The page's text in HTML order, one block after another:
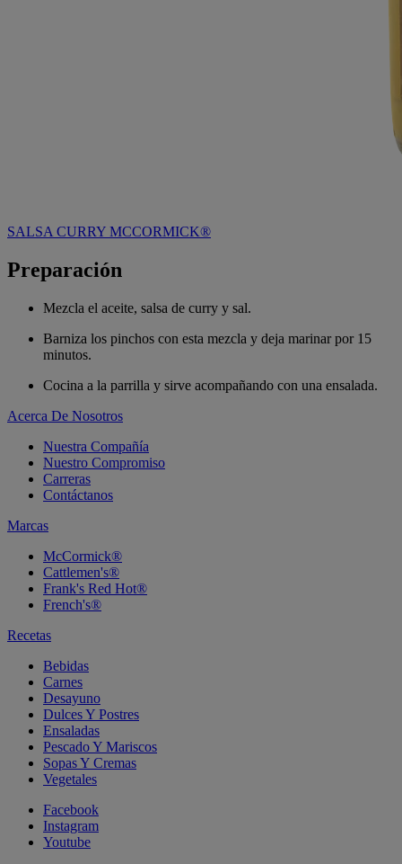
SALSA CURRY MCCORMICK®
Preparación
Mezcla el aceite, salsa de curry y sal.
Barniza los pinchos con esta mezcla y deja marinar por 15
minutos.
Cocina a la parrilla y sirve acompañando con una ensalada.
Acerca De Nosotros
Nuestra Compañía
Nuestro Compromiso
Carreras
Contáctanos
Marcas
McCormick®
Cattlemen's®
Frank's Red Hot®
French's®
Recetas
Bebidas
Carnes
Desayuno
Dulces Y Postres
Ensaladas
Pescado Y Mariscos
Sopas Y Cremas
Vegetales
Facebook
Instagram
Youtube